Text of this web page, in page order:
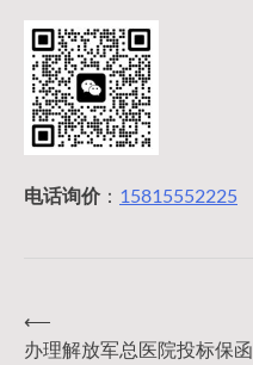
电话询价： 15815552225
文
⟵
办理解放军总医院投标保函